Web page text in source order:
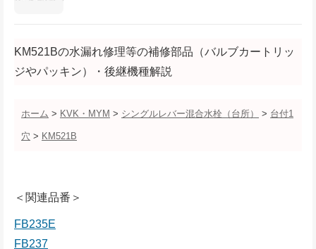
KM521Bの水漏れ修理等の補修部品（バルブカートリッ
ジやパッキン）・後継機種解説
ホーム > KVK・MYM > シングルレバー混合水栓（台所） > 台付1
穴 > KM521B
＜関連品番＞
FB235E
FB237